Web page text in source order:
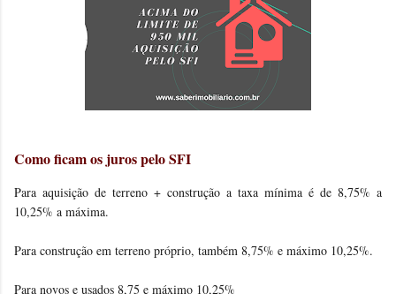
Como ficam os juros pelo SFI
Para aquisição de terreno + construção a taxa mínima é de 8,75% a
10,25% a máxima.
Para construção em terreno próprio, também 8,75% e máximo 10,25%.
Para novos e usados 8,75 e máximo 10,25%